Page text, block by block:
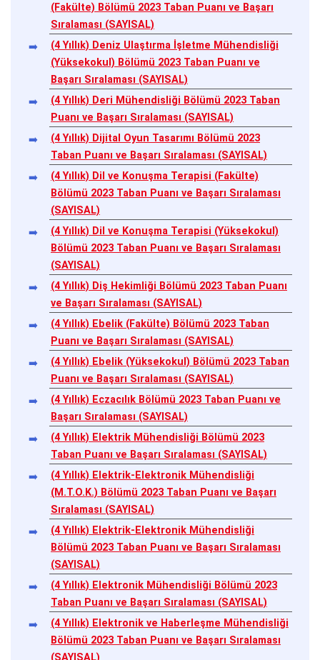
(Fakülte) Bölümü 2023 Taban Puanı ve Başarı
Sıralaması (SAYISAL)
(4 Yıllık) Deniz Ulaştırma İşletme Mühendisliği
(Yüksekokul) Bölümü 2023 Taban Puanı ve
Başarı Sıralaması (SAYISAL)
(4 Yıllık) Deri Mühendisliği Bölümü 2023 Taban
Puanı ve Başarı Sıralaması (SAYISAL)
(4 Yıllık) Dijital Oyun Tasarımı Bölümü 2023
Taban Puanı ve Başarı Sıralaması (SAYISAL)
(4 Yıllık) Dil ve Konuşma Terapisi (Fakülte)
Bölümü 2023 Taban Puanı ve Başarı Sıralaması
(SAYISAL)
(4 Yıllık) Dil ve Konuşma Terapisi (Yüksekokul)
Bölümü 2023 Taban Puanı ve Başarı Sıralaması
(SAYISAL)
(4 Yıllık) Diş Hekimliği Bölümü 2023 Taban Puanı
ve Başarı Sıralaması (SAYISAL)
(4 Yıllık) Ebelik (Fakülte) Bölümü 2023 Taban
Puanı ve Başarı Sıralaması (SAYISAL)
(4 Yıllık) Ebelik (Yüksekokul) Bölümü 2023 Taban
Puanı ve Başarı Sıralaması (SAYISAL)
(4 Yıllık) Eczacılık Bölümü 2023 Taban Puanı ve
Başarı Sıralaması (SAYISAL)
(4 Yıllık) Elektrik Mühendisliği Bölümü 2023
Taban Puanı ve Başarı Sıralaması (SAYISAL)
(4 Yıllık) Elektrik-Elektronik Mühendisliği
(M.T.O.K.) Bölümü 2023 Taban Puanı ve Başarı
Sıralaması (SAYISAL)
(4 Yıllık) Elektrik-Elektronik Mühendisliği
Bölümü 2023 Taban Puanı ve Başarı Sıralaması
(SAYISAL)
(4 Yıllık) Elektronik Mühendisliği Bölümü 2023
Taban Puanı ve Başarı Sıralaması (SAYISAL)
(4 Yıllık) Elektronik ve Haberleşme Mühendisliği
Bölümü 2023 Taban Puanı ve Başarı Sıralaması
(SAYISAL)